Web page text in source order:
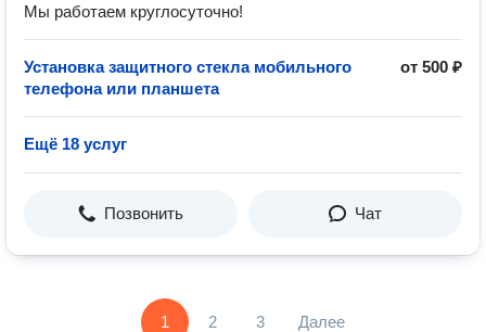
Мы работаем круглосуточно!
Установка защитного стекла мобильного
телефона или планшета
от 500 ₽
Ещё 18 услуг
Позвонить Чат
1 2 3 Далее